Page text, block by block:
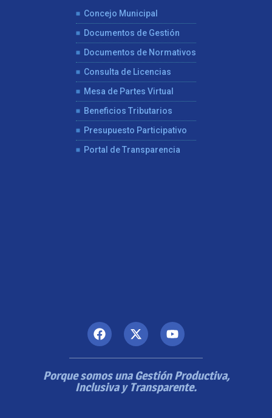
Concejo Municipal
Documentos de Gestión
Documentos de Normativos
Consulta de Licencias
Mesa de Partes Virtual
Beneficios Tributarios
Presupuesto Participativo
Portal de Transparencia
Porque somos una Gestión Productiva,
Inclusiva y Transparente.